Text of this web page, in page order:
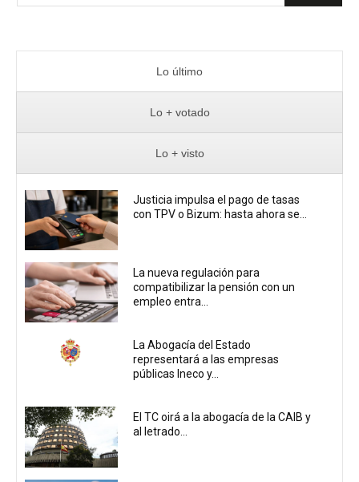
Lo último
Lo + votado
Lo + visto
Justicia impulsa el pago de tasas
con TPV o Bizum: hasta ahora se...
La nueva regulación para
compatibilizar la pensión con un
empleo entra...
La Abogacía del Estado
representará a las empresas
públicas Ineco y...
El TC oirá a la abogacía de la CAIB y
al letrado...